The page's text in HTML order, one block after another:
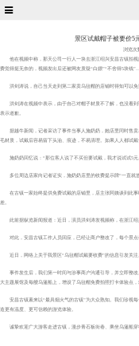
景区试戴帽子被要价5
浏览次
他在视频中称，那天公司一行人一块去浙江绍兴安昌古镇拍视
费觉得挺无奈的，视频发出后还被网友质疑“白嫖”“不舍得5块钱
洪剑涛说，自己当天走到第二家卖乌毡帽的店铺时得知可以免
洪剑涛在视频中表示，由于自己对帽子材质不了解，也没看到
表示道歉。
据越牛新闻，记者采访了事件当事人施奶奶，她店里同时售卖
毛材质，试戴后容易留下头油、痕迹，不易清理。如果人人都试
施奶奶回忆说：“那位客人说了不买但要试戴，我才说试试5元
多位周边店家向记者证实，施奶奶店里的收费提示牌“一直就
在古镇一家始终提供免费试戴的店铺里，店主张阿姨谈到此事
差。
此前据纵览新闻报道：近日，演员洪剑涛发视频称，在浙江绍
对此，安昌古镇工作人员回应，已经让商户整改了，每个景点
近日，网络上关于我景区“乌毡帽试戴要收费”的信息引发关注
事件发生后，我们第一时间与涉事商户沟通引导，并立即整改
大主题展馆及每艘乌篷船上，增设了乌毡帽免费拍照打卡体验点
安昌古镇素来以“最具烟火气的古镇”为大众熟知。我们珍视每
造更有温度、更可信赖的游览体验。
诚挚欢迎广大游客走进古镇，漫步青石板街巷、乘坐乌篷船穿